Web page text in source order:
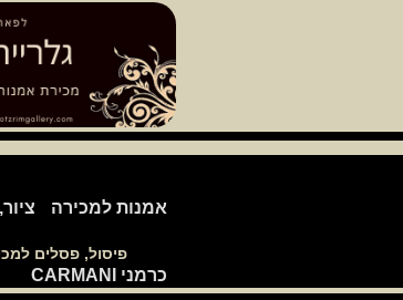
פיסול, פסלים
אמנות למכירה
כרמני CARMANI